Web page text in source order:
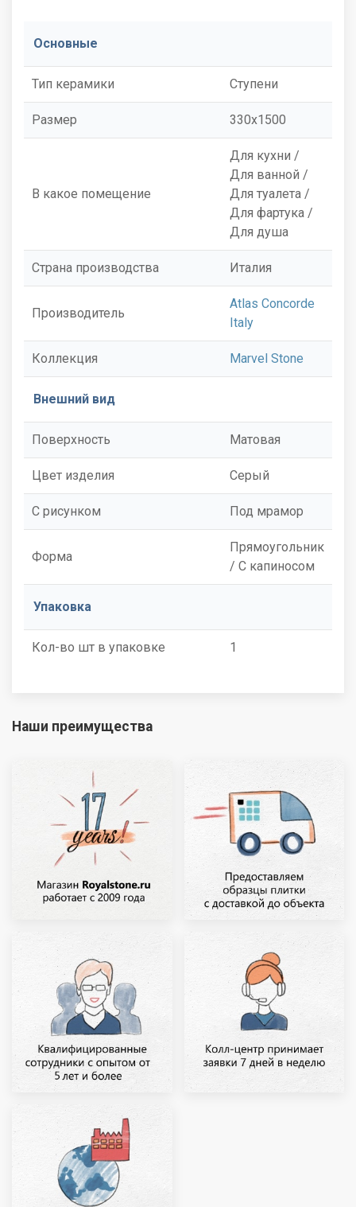
Основные
Тип керамики Ступени
Размер 330x1500
В какое помещение
Для кухни /
Для ванной /
Для туалета /
Для фартука /
Для душа
Страна производства Италия
Производитель
Atlas Concorde
Italy
Коллекция Marvel Stone
Внешний вид
Поверхность Матовая
Цвет изделия Серый
С рисунком Под мрамор
Форма
Прямоугольник
/ С капиносом
Упаковка
Кол-во шт в упаковке 1
Наши преимущества